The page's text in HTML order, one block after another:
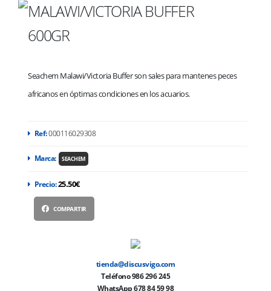
MALAWI/VICTORIA BUFFER
600GR
Seachem Malawi/Victoria Buffer son sales para mantenes peces
africanos en óptimas condiciones en los acuarios.
Ref:000116029308
Marca: SEACHEM
Precio:25.50€
COMPARTIR
tienda@discusvigo.com
Teléfono 986 296 245
WhatsApp 678 84 59 98